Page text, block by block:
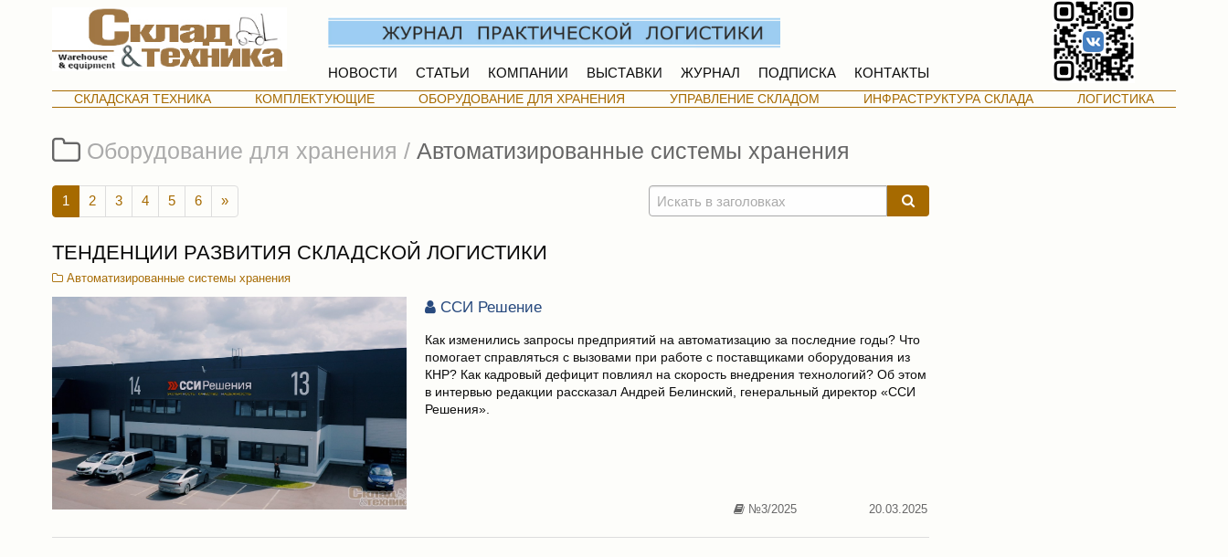
НОВОСТИ СТАТЬИ КОМПАНИИ ВЫСТАВКИ ЖУРНАЛ ПОДПИСКА КОНТАКТЫ
СКЛАДСКАЯ ТЕХНИКА КОМПЛЕКТУЮЩИЕ ОБОРУДОВАНИЕ ДЛЯ ХРАНЕНИЯ УПРАВЛЕНИЕ СКЛАДОМ ИНФРАСТРУКТУРА СКЛАДА ЛОГИСТИКА
Оборудование для хранения / Автоматизированные системы хранения
1 2 3 4 5 6 »
ТЕНДЕНЦИИ РАЗВИТИЯ СКЛАДСКОЙ ЛОГИСТИКИ
Автоматизированные системы хранения
ССИ Решение
Как изменились запросы предприятий на автоматизацию за последние годы? Что
помогает справляться с вызовами при работе с поставщиками оборудования из
КНР? Как кадровый дефицит повлиял на скорость внедрения технологий? Об этом
в интервью редакции рассказал Андрей Белинский, генеральный директор «ССИ
Решения».
№3/2025 20.03.2025